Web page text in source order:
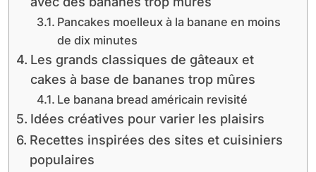
Pancakes moelleux à la banane en moins
de dix minutes
Les grands classiques de gâteaux et
cakes à base de bananes trop mûres
Le banana bread américain revisité
Idées créatives pour varier les plaisirs
Recettes inspirées des sites et cuisiniers
populaires